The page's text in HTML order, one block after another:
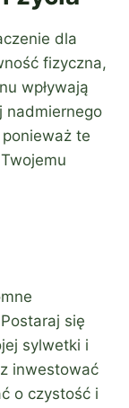
dla
fizyczna,
wpływają
nadmiernego
te
się
sylwetki i
inwestować
o czystość i